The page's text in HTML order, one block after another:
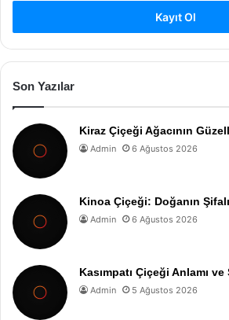
Kayıt Ol
Son Yazılar
Kiraz Çiçeği Ağacının
Admin 6 Ağustos 2026
Kinoa Çiçeği: Doğanın
Admin 6 Ağustos 2026
Kasımpatı Çiçeği Anlamı
Admin 5 Ağustos 2026